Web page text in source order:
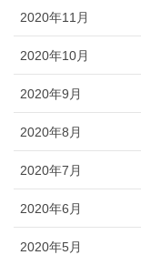
2020年11月
2020年10月
2020年9月
2020年8月
2020年7月
2020年6月
2020年5月